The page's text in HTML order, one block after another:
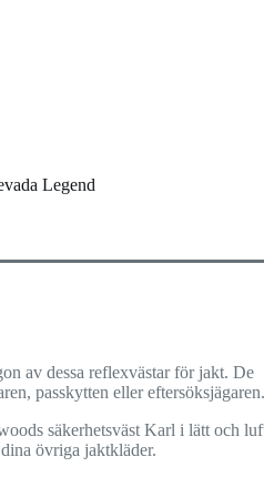
Legend
av dessa reflexvästar för jakt. De
passkytten eller eftersöksjägaren.
säkerhetsväst Karl i lätt och
övriga jaktkläder.